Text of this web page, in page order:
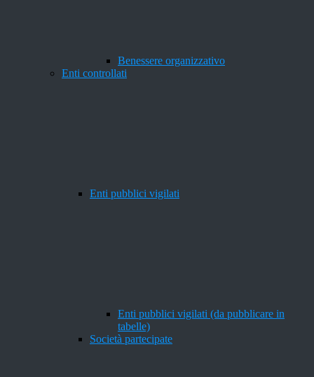
Benessere organizzativo
Enti controllati
Enti pubblici vigilati
Enti pubblici vigilati (da pubblicare in
tabelle)
Società partecipate